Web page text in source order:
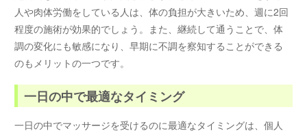
人や肉体労働をしている人は、体の負担が大きいため、週に2回
程度の施術が効果的でしょう。また、継続して通うことで、体
調の変化にも敏感になり、早期に不調を察知することができる
のもメリットの一つです。
一日の中で最適なタイミング
一日の中でマッサージを受けるのに最適なタイミングは、個人